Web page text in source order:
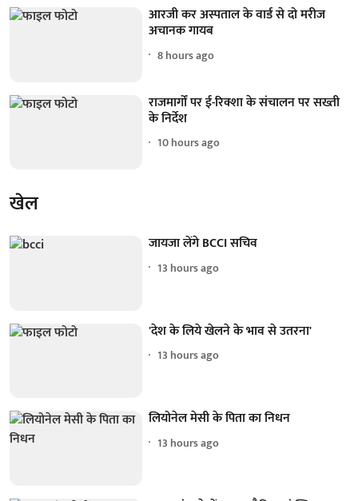
आरजी कर अस्पताल के वार्ड से दो मरीज
अचानक गायब
8 hours ago
राजमार्गों पर ई-रिक्शा के संचालन पर सख्ती
के निर्देश
10 hours ago
खेल
जायजा लेंगे BCCI सचिव
13 hours ago
'देश के लिये खेलने के भाव से उतरना'
13 hours ago
लियोनेल मेसी के पिता का निधन
13 hours ago